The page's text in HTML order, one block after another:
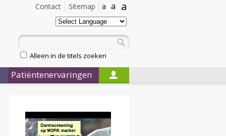
a
a
a
Sitemap
Contact
Alleen in de titels zoeken
Patiëntenervaringen